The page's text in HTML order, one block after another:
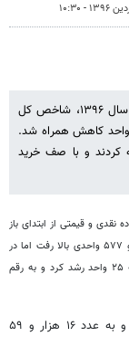
ایسنا نوشت:در چهارمین روز معاملات بورس تهران در سال ۱۳۹۶، شاخص کل
۲۵ واحد رشد را نشان داد اما شاخص فرابورس با ۲.۳ واحد کاهش همراه شد.
کردند و با صف خرید
در سال ۱۳۹۶ شاخص کل بازده نقدی و قیمتی از ابتدای باز
شدن معاملات روند صعودی را در پیش گرفت و تا عدد ۷۷ هزار و ۵۷۷ واحدی بالا رفت اما در
ادامه با نوسان هایی همراه شود و در نهایت نسبت به روز گذشته ۲۵ واحد رشد کرد و به رقم
شاخص کل هم وزن نیز با رشد ۹۶ واحدی مواجه شد و به عدد ۱۶ هزار و ۵۹